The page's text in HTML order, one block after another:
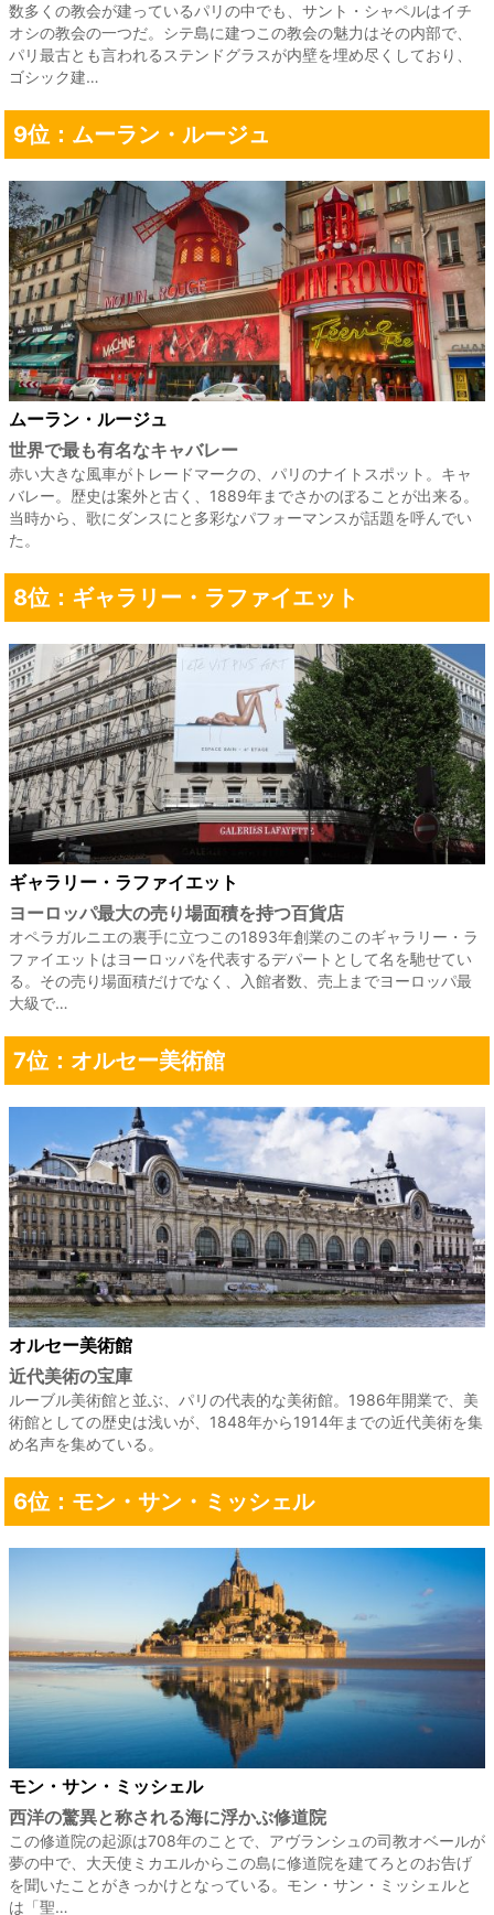
数多くの教会が建っているパリの中でも、サント・シャペルはイチ
オシの教会の一つだ。シテ島に建つこの教会の魅力はその内部で、
パリ最古とも言われるステンドグラスが内壁を埋め尽くしており、
ゴシック建…
9位：ムーラン・ルージュ
ムーラン・ルージュ
世界で最も有名なキャバレー
赤い大きな風車がトレードマークの、パリのナイトスポット。キャ
バレー。歴史は案外と古く、1889年までさかのぼることが出来る。
当時から、歌にダンスにと多彩なパフォーマンスが話題を呼んでい
た。
8位：ギャラリー・ラファイエット
ギャラリー・ラファイエット
ヨーロッパ最大の売り場面積を持つ百貨店
オペラガルニエの裏手に立つこの1893年創業のこのギャラリー・ラ
ファイエットはヨーロッパを代表するデパートとして名を馳せてい
る。その売り場面積だけでなく、入館者数、売上までヨーロッパ最
大級で…
7位：オルセー美術館
オルセー美術館
近代美術の宝庫
ルーブル美術館と並ぶ、パリの代表的な美術館。1986年開業で、美
術館としての歴史は浅いが、1848年から1914年までの近代美術を集
め名声を集めている。
6位：モン・サン・ミッシェル
モン・サン・ミッシェル
西洋の驚異と称される海に浮かぶ修道院
この修道院の起源は708年のことで、アヴランシュの司教オベールが
夢の中で、大天使ミカエルからこの島に修道院を建てろとのお告げ
を聞いたことがきっかけとなっている。モン・サン・ミッシェルと
は「聖…